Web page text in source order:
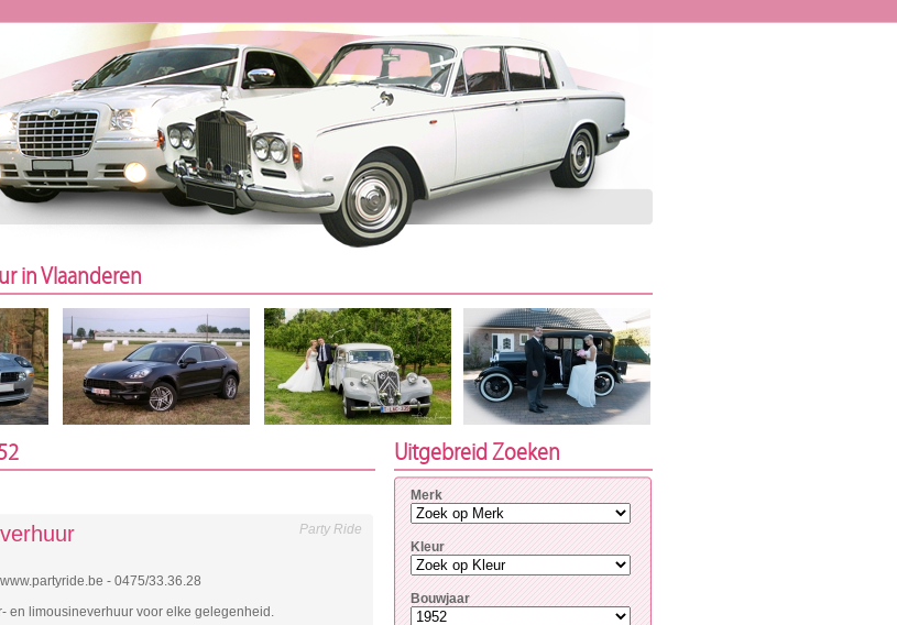
in Vlaanderen
Party Ride
- 0475/33.36.28
en limousineverhuur voor elke gelegenheid.
Uitgebreid Zoeken
Merk
Kleur
Bouwjaar